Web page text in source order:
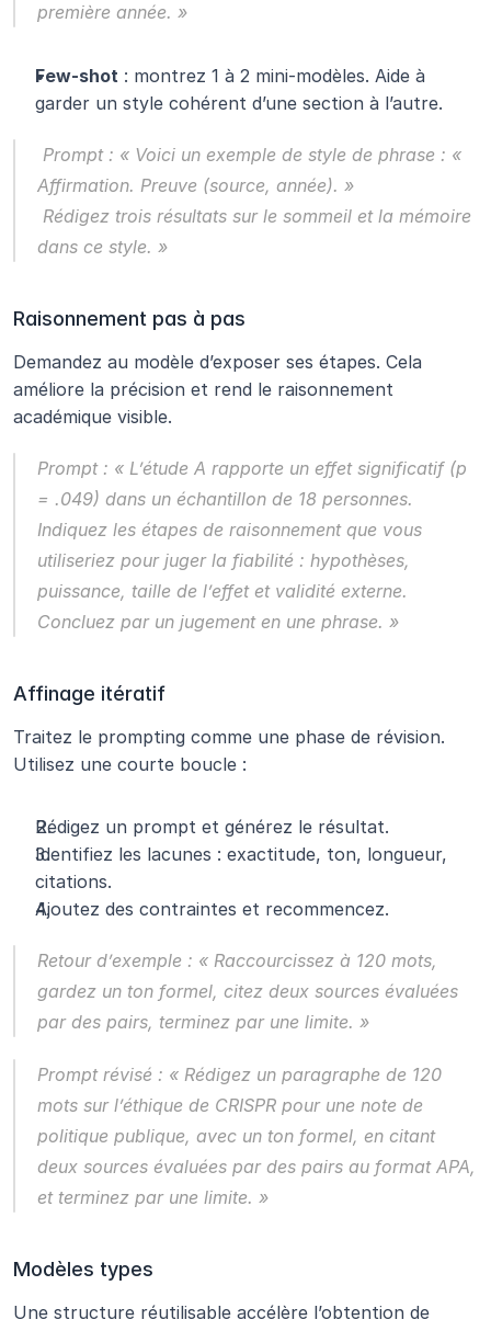
première année. »
Few-shot : montrez 1 à 2 mini-modèles. Aide à
garder un style cohérent d’une section à l’autre.
Prompt : « Voici un exemple de style de phrase : «
Affirmation. Preuve (source, année). »
dans ce style. »
Raisonnement pas à pas
Demandez au modèle d’exposer ses étapes. Cela
améliore la précision et rend le raisonnement
académique visible.
Prompt : « L’étude A rapporte un effet significatif (p
= .049) dans un échantillon de 18 personnes.
Indiquez les étapes de raisonnement que vous
utiliseriez pour juger la fiabilité : hypothèses,
puissance, taille de l’effet et validité externe.
Concluez par un jugement en une phrase. »
Affinage itératif
Traitez le prompting comme une phase de révision.
Utilisez une courte boucle :
Rédigez un prompt et générez le résultat.
Identifiez les lacunes : exactitude, ton, longueur,
citations.
Ajoutez des contraintes et recommencez.
Retour d’exemple : « Raccourcissez à 120 mots,
gardez un ton formel, citez deux sources évaluées
par des pairs, terminez par une limite. »
Prompt révisé : « Rédigez un paragraphe de 120
mots sur l’éthique de CRISPR pour une note de
politique publique, avec un ton formel, en citant
deux sources évaluées par des pairs au format APA,
et terminez par une limite. »
Modèles types
Une structure réutilisable accélère l’obtention de